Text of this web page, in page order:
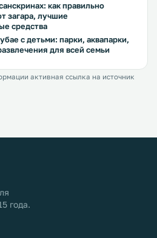
как правильно
загара, лучшие
средства
с детьми: парки, аквапарки,
для всей семьи
активная ссылка на источник
года.